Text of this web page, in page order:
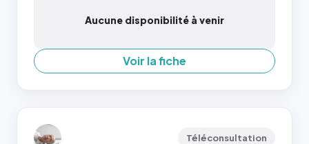
Aucune disponibilité à venir
Voir la fiche
Téléconsultation